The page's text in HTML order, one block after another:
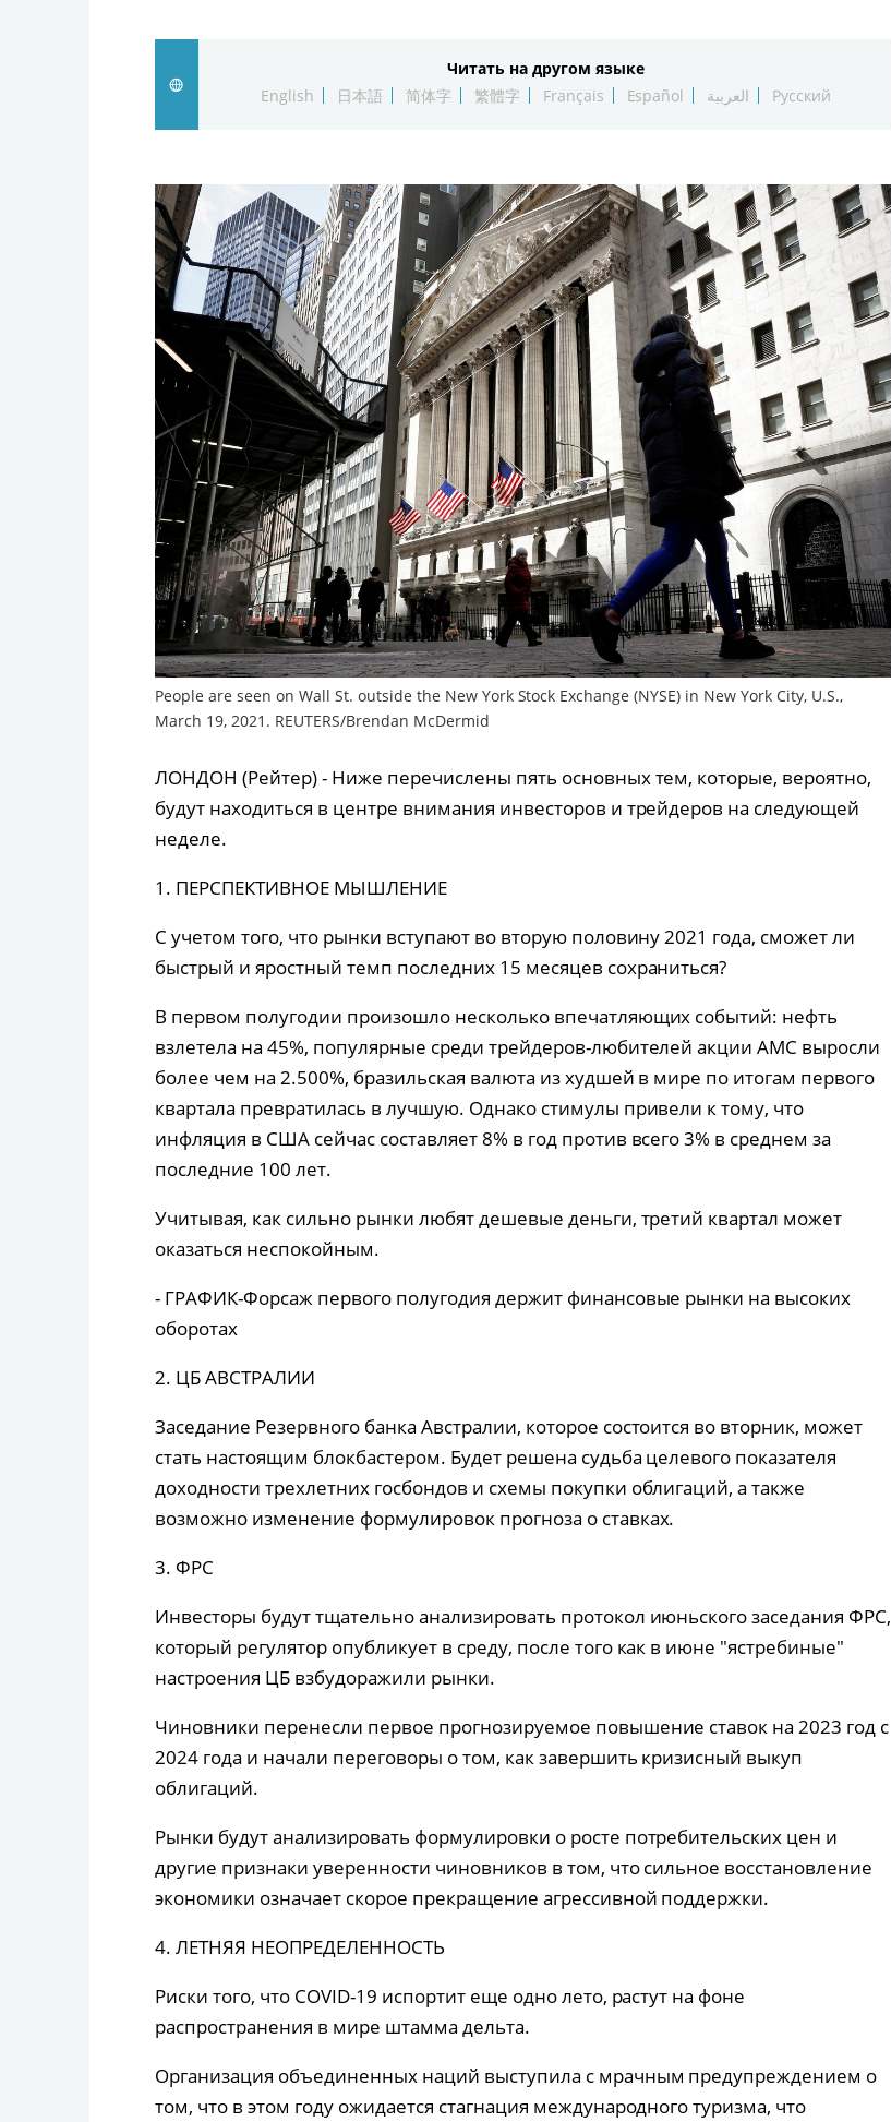
Токио
Читать на другом языке
English
日本語 简体字 繁體字 Français Español العربية Русский
People are seen on Wall St. outside the New York Stock Exchange (NYSE) in New York City, U.S.,
March 19, 2021. REUTERS/Brendan McDermid
ЛОНДОН (Рейтер) - Ниже перечислены пять основных тем, которые, вероятно,
будут находиться в центре внимания инвесторов и трейдеров на следующей
неделе.
1. ПЕРСПЕКТИВНОЕ МЫШЛЕНИЕ
С учетом того, что рынки вступают во вторую половину 2021 года, сможет ли
быстрый и яростный темп последних 15 месяцев сохраниться?
В первом полугодии произошло несколько впечатляющих событий: нефть
взлетела на 45%, популярные среди трейдеров-любителей акции AMC выросли
более чем на 2.500%, бразильская валюта из худшей в мире по итогам первого
квартала превратилась в лучшую. Однако стимулы привели к тому, что
инфляция в США сейчас составляет 8% в год против всего 3% в среднем за
последние 100 лет.
Учитывая, как сильно рынки любят дешевые деньги, третий квартал может
оказаться неспокойным.
- ГРАФИК-Форсаж первого полугодия держит финансовые рынки на высоких
оборотах
2. ЦБ АВСТРАЛИИ
Заседание Резервного банка Австралии, которое состоится во вторник, может
стать настоящим блокбастером. Будет решена судьба целевого показателя
доходности трехлетних госбондов и схемы покупки облигаций, а также
возможно изменение формулировок прогноза о ставках.
3. ФРС
Инвесторы будут тщательно анализировать протокол июньского заседания ФРС,
который регулятор опубликует в среду, после того как в июне "ястребиные"
настроения ЦБ взбудоражили рынки.
Чиновники перенесли первое прогнозируемое повышение ставок на 2023 год с
2024 года и начали переговоры о том, как завершить кризисный выкуп
облигаций.
Рынки будут анализировать формулировки о росте потребительских цен и
другие признаки уверенности чиновников в том, что сильное восстановление
экономики означает скорое прекращение агрессивной поддержки.
4. ЛЕТНЯЯ НЕОПРЕДЕЛЕННОСТЬ
Риски того, что COVID-19 испортит еще одно лето, растут на фоне
распространения в мире штамма дельта.
Организация объединенных наций выступила с мрачным предупреждением о
том, что в этом году ожидается стагнация международного туризма, что